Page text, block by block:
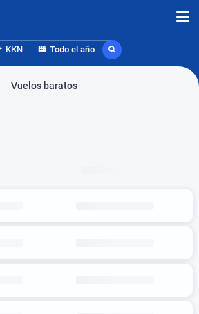
KKN Todo el año
Vuelos baratos